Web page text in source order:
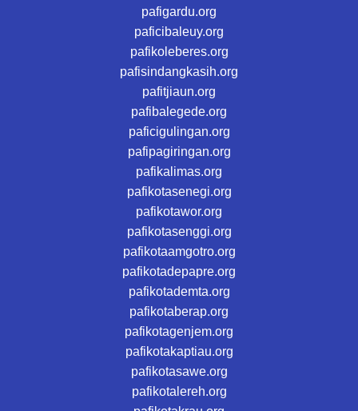
pafigardu.org
paficibaleuy.org
pafikoleberes.org
pafisindangkasih.org
pafitjiaun.org
pafibalegede.org
paficigulingan.org
pafipagiringan.org
pafikalimas.org
pafikotasenegi.org
pafikotawor.org
pafikotasenggi.org
pafikotaamgotro.org
pafikotadepapre.org
pafikotademta.org
pafikotaberap.org
pafikotagenjem.org
pafikotakaptiau.org
pafikotasawe.org
pafikotalereh.org